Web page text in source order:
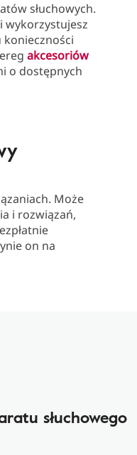
słuchowych.
wykorzystujesz
konieczności
akcesoriów
o dostępnych
Może
i rozwiązań,
on na
słuchowego